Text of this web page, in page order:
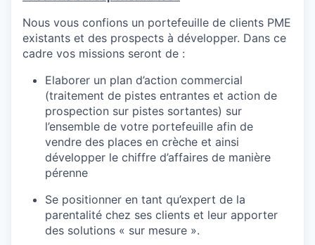
Nous vous confions un portefeuille de clients PME
existants et des prospects à développer. Dans ce
cadre vos missions seront de :
Elaborer un plan d’action commercial
(traitement de pistes entrantes et action de
prospection sur pistes sortantes) sur
l’ensemble de votre portefeuille afin de
vendre des places en crèche et ainsi
développer le chiffre d’affaires de manière
pérenne
Se positionner en tant qu’expert de la
parentalité chez ses clients et leur apporter
des solutions « sur mesure ».